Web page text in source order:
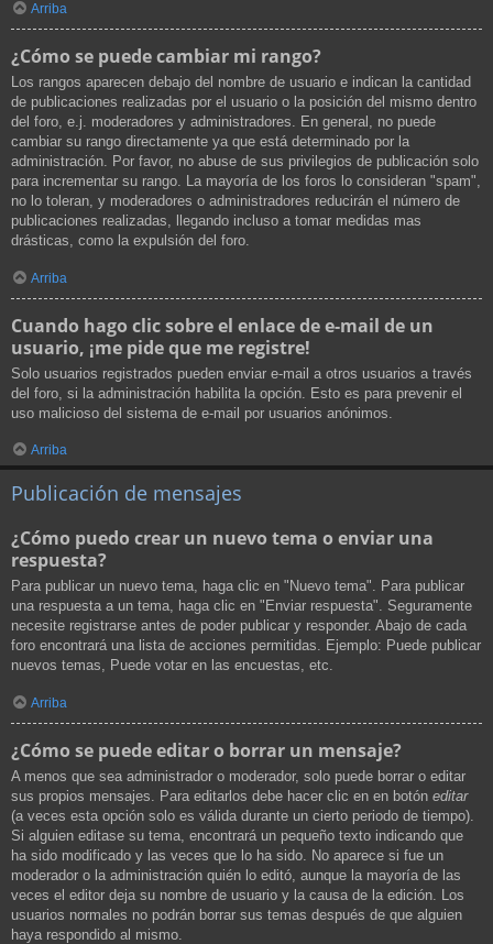
Arriba
¿Cómo se puede cambiar mi rango?
Los rangos aparecen debajo del nombre de usuario e indican la cantidad
de publicaciones realizadas por el usuario o la posición del mismo dentro
del foro, e.j. moderadores y administradores. En general, no puede
cambiar su rango directamente ya que está determinado por la
administración. Por favor, no abuse de sus privilegios de publicación solo
para incrementar su rango. La mayoría de los foros lo consideran "spam",
no lo toleran, y moderadores o administradores reducirán el número de
publicaciones realizadas, llegando incluso a tomar medidas mas
drásticas, como la expulsión del foro.
Arriba
Cuando hago clic sobre el enlace de e-mail de un
usuario, ¡me pide que me registre!
Solo usuarios registrados pueden enviar e-mail a otros usuarios a través
del foro, si la administración habilita la opción. Esto es para prevenir el
uso malicioso del sistema de e-mail por usuarios anónimos.
Arriba
Publicación de mensajes
¿Cómo puedo crear un nuevo tema o enviar una
respuesta?
Para publicar un nuevo tema, haga clic en "Nuevo tema". Para publicar
una respuesta a un tema, haga clic en "Enviar respuesta". Seguramente
necesite registrarse antes de poder publicar y responder. Abajo de cada
foro encontrará una lista de acciones permitidas. Ejemplo: Puede publicar
nuevos temas, Puede votar en las encuestas, etc.
Arriba
¿Cómo se puede editar o borrar un mensaje?
A menos que sea administrador o moderador, solo puede borrar o editar
sus propios mensajes. Para editarlos debe hacer clic en en botón editar
(a veces esta opción solo es válida durante un cierto periodo de tiempo).
Si alguien editase su tema, encontrará un pequeño texto indicando que
ha sido modificado y las veces que lo ha sido. No aparece si fue un
moderador o la administración quién lo editó, aunque la mayoría de las
veces el editor deja su nombre de usuario y la causa de la edición. Los
usuarios normales no podrán borrar sus temas después de que alguien
haya respondido al mismo.